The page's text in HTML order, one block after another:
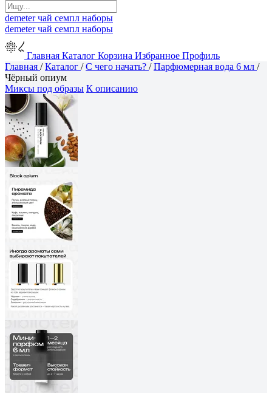
demeterчай семпл наборы
demeterчай семпл наборы
Главная Каталог Корзина Избранное Профиль
Главная /Каталог /С чего начать? /Парфюмерная вода 6 мл /
Чёрный опиум
Миксы под образы К описанию